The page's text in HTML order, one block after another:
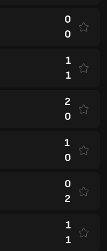
0
0
1
1
2
0
1
0
0
2
1
1